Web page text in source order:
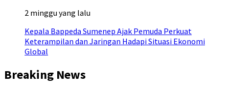
2 minggu yang lalu
Kepala Bappeda Sumenep Ajak Pemuda Perkuat
Keterampilan dan Jaringan Hadapi Situasi Ekonomi
Global
Breaking News